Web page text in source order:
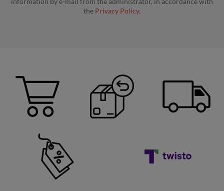
the Privacy Policy.